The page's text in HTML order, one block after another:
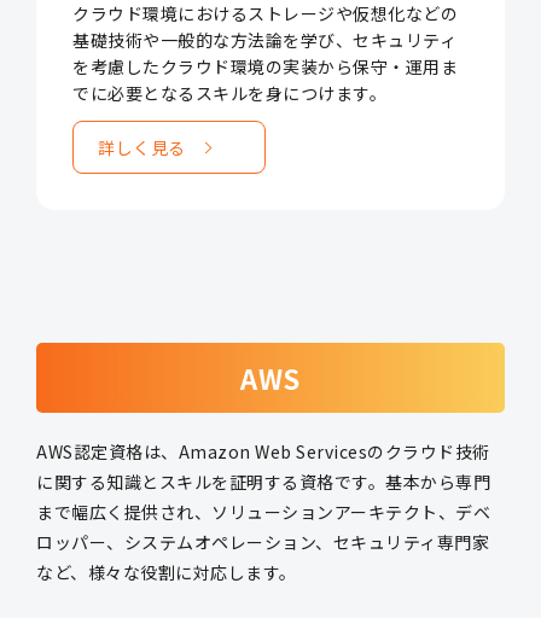
クラウド環境におけるストレージや仮想化などの
基礎技術や一般的な方法論を学び、セキュリティ
を考慮したクラウド環境の実装から保守・運用ま
でに必要となるスキルを身につけます。
詳しく見る
AWS
AWS認定資格は、Amazon Web Servicesのクラウド技術
に関する知識とスキルを証明する資格です。基本から専門
まで幅広く提供され、ソリューションアーキテクト、デベ
ロッパー、システムオペレーション、セキュリティ専門家
など、様々な役割に対応します。